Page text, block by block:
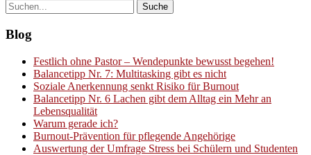
Blog
Festlich ohne Pastor – Wendepunkte bewusst begehen!
Balancetipp Nr. 7: Multitasking gibt es nicht
Soziale Anerkennung senkt Risiko für Burnout
Balancetipp Nr. 6 Lachen gibt dem Alltag ein Mehr an
Lebensqualität
Warum gerade ich?
Burnout-Prävention für pflegende Angehörige
Auswertung der Umfrage Stress bei Schülern und Studenten